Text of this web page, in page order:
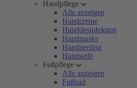
Handpflege
Alle anzeigen
Handcreme
Handdesinfektion
Handmaske
Handpeeling
Handseife
Fußpflege
Alle anzeigen
Fußbad